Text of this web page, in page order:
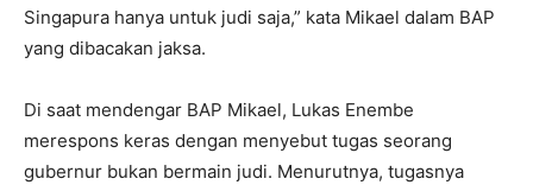
Singapura hanya untuk judi saja,” kata Mikael dalam BAP
yang dibacakan jaksa.
Di saat mendengar BAP Mikael, Lukas Enembe
merespons keras dengan menyebut tugas seorang
gubernur bukan bermain judi. Menurutnya, tugasnya